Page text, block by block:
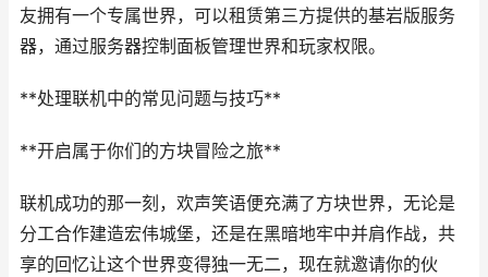
友拥有一个专属世界，可以租赁第三方提供的基岩版服务
器，通过服务器控制面板管理世界和玩家权限。
**处理联机中的常见问题与技巧**
**开启属于你们的方块冒险之旅**
联机成功的那一刻，欢声笑语便充满了方块世界，无论是
分工合作建造宏伟城堡，还是在黑暗地牢中并肩作战，共
享的回忆让这个世界变得独一无二，现在就邀请你的伙